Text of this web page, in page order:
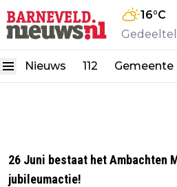
16°C
Nieuws 112 Gemeente
26 Juni bestaat het Ambachten
jubileumactie!